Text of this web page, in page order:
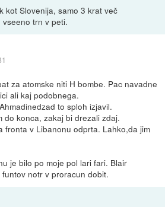
kot Slovenija, samo 3 krat več
vseeno trn v peti.
za atomske niti H bombe. Pac navadne
ali kaj podobnega.
to sploh izjavil.
do konca, zakaj bi drezali zdaj.
fronta v Libanonu odprta. Lahko,da jim
je bilo po moje pol lari fari. Blair
notr v proracun dobit.